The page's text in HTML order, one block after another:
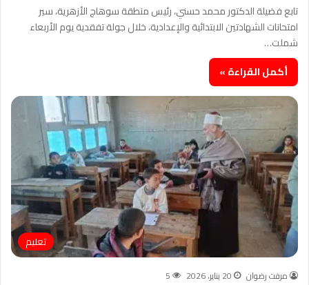
تابع فضيلة الدكتور محمد حسني، رئيس منطقة سوهاج الأزهرية، سير
امتحانات الشهادتين الابتدائية والإعدادية، خلال جولة تفقدية يوم الأربعاء
شملت…
أكمل القراءة »
تعليم
مرفت رضوان 20 يناير، 2026 5